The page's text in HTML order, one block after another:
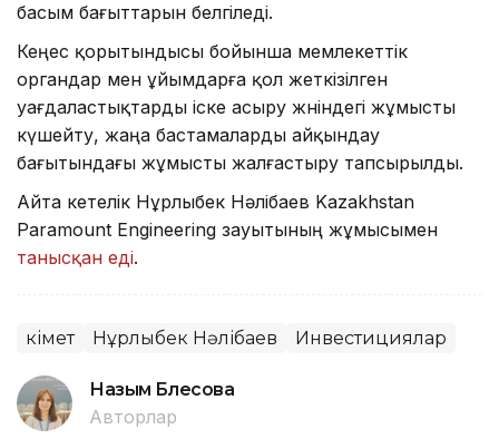
басым бағыттарын белгіледі.
Кеңес қорытындысы бойынша мемлекеттік
органдар мен ұйымдарға қол жеткізілген
уағдаластықтарды іске асыру жөніндегі жұмысты
күшейту, жаңа бастамаларды айқындау
бағытындағы жұмысты жалғастыру тапсырылды.
Айта кетелік Нұрлыбек Нәлібаев Kazakhstan
Paramount Engineering зауытының жұмысымен
танысқан еді.
Үкімет Нұрлыбек Нәлібаев Инвестициялар
Назым Бөлесова
Авторлар